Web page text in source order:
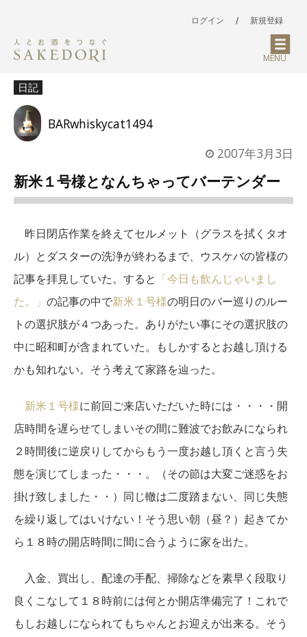
ログイン / 新規登録
MENU
日記
BARwhiskycat1494
2007年3月3日
新米１号様となんちゃってバーテンダー
昨日閉店作業を終えてセルメット（グラスを拭くタオ
ル）とダスターの洗浄が終わるまで、ウスケバの皆様の
記事を拝見していた。すると 「今日も飲んじゃいまし
た。」 の記事の中で新米１号様の明日のバー巡りのルー
トの選択肢が４つあった。ありがたい事にその選択肢の
中に昭和町が含まれていた。もしかするとお越し頂ける
かも知れない。そう考えて家路を辿った。
新米１号様に前回ご来店いただいた時には・・・・開
店時間を遅らせてしまいその間に難波でお飲みになられ
２時間後に逆戻りしてからもう一度お越し頂くと言う失
態を演じてしまった・・・。（その節は大変ご迷惑をお
掛け致しました・・）同じ轍は二度踏まない、同じ失態
を繰り返してはいけない！そう思い朝（昼？）起きてか
ら１８時の開店時間に間に合うように家を出た。
入金、買出し、配達の手配、掃除などを素早く段取り
良くこなして１８時前には何とか開店準備完了！これで
もしお越しになられてもちゃんとお迎えが出来る。そう